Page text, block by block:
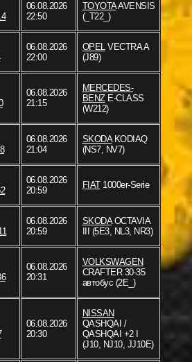
06.08.2026
22:50
TOYOTAAVENSIS
(_T22_)
06.08.2026
22:00
OPELVECTRA A
(J89)
06.08.2026
21:15
MERCEDES-
BENZE-CLASS
(W212)
06.08.2026
21:04
SKODAKODIAQ
(NS7, NV7)
06.08.2026
20:59
FIAT1000er-Serie
06.08.2026
20:59
SKODAOCTAVIA
III (5E3, NL3, NR3)
06.08.2026
20:31
VOLKSWAGEN
CRAFTER 30-35
автобус (2E_)
06.08.2026
20:30
NISSAN
QASHQAI /
QASHQAI +2 I
(J10, NJ10, JJ10E)